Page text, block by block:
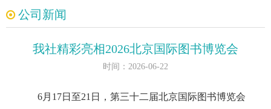
公司新闻
我社精彩亮相2026北京国际图书博览会
时间：2026-06-22
6月17日至21日，第三十二届北京国际图书博览会